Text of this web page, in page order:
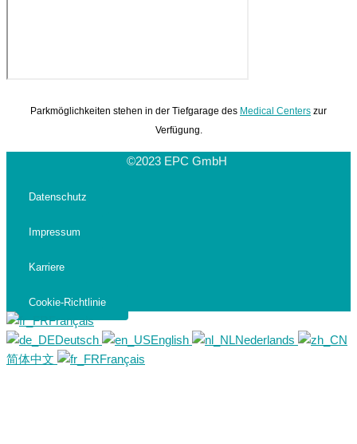
Parkmöglichkeiten stehen in der Tiefgarage des Medical Centers zur
Verfügung.
©2023 EPC GmbH
Datenschutz
Impressum
Karriere
Cookie-Richtlinie
Français
Deutsch
English
Nederlands
简体中文
Français